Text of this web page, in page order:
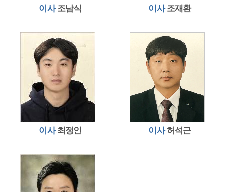
이사 조남식 이사 조재환
이사 최정인 이사 허석근